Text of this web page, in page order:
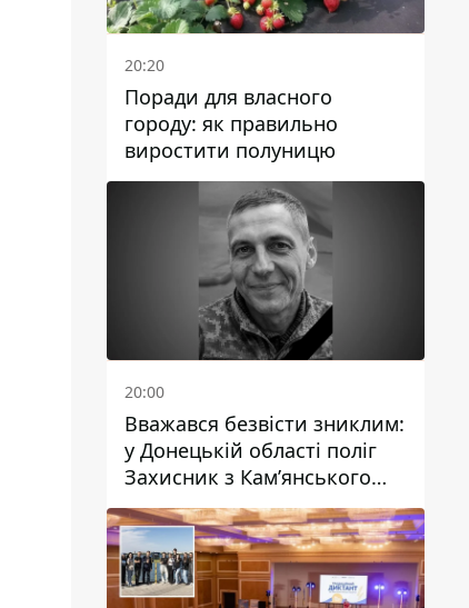
20:20
Поради для власного
городу: як правильно
виростити полуницю
20:00
Вважався безвісти зниклим:
у Донецькій області поліг
Захисник з Кам’янського
Антон Красовський